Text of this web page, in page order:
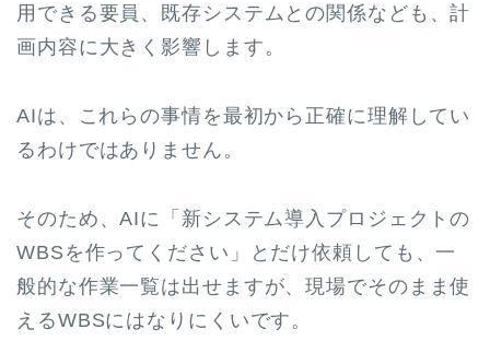
用できる要員、既存システムとの関係なども、計
画内容に大きく影響します。
AIは、これらの事情を最初から正確に理解してい
るわけではありません。
そのため、AIに「新システム導入プロジェクトの
WBSを作ってください」とだけ依頼しても、一
般的な作業一覧は出せますが、現場でそのまま使
えるWBSにはなりにくいです。